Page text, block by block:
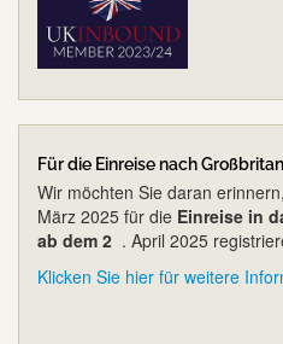
Für die Einreise nach
Wir möchten Sie daran
März 2025 für die Einreise in
ab dem 2 . April 2025
Klicken Sie hier für weitere